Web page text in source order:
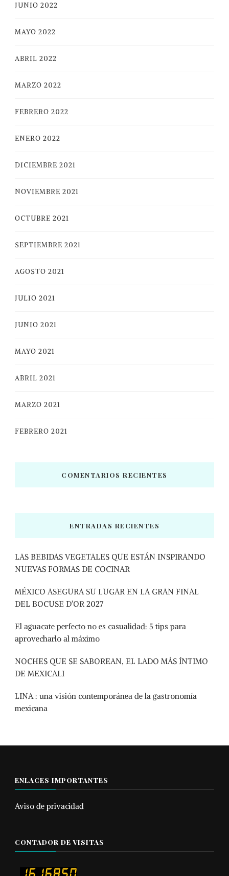
JUNIO 2022
MAYO 2022
ABRIL 2022
MARZO 2022
FEBRERO 2022
ENERO 2022
DICIEMBRE 2021
NOVIEMBRE 2021
OCTUBRE 2021
SEPTIEMBRE 2021
AGOSTO 2021
JULIO 2021
JUNIO 2021
MAYO 2021
ABRIL 2021
MARZO 2021
FEBRERO 2021
COMENTARIOS RECIENTES
ENTRADAS RECIENTES
LAS BEBIDAS VEGETALES QUE ESTÁN INSPIRANDO
NUEVAS FORMAS DE COCINAR
MÉXICO ASEGURA SU LUGAR EN LA GRAN FINAL
DEL BOCUSE D’OR 2027
El aguacate perfecto no es casualidad: 5 tips para
aprovecharlo al máximo
NOCHES QUE SE SABOREAN, EL LADO MÁS ÍNTIMO
DE MEXICALI
LINA : una visión contemporánea de la gastronomía
mexicana
ENLACES IMPORTANTES
Aviso de privacidad
CONTADOR DE VISITAS